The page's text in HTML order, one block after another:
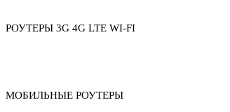
РОУТЕРЫ 3G 4G LTE WI-FI
МОБИЛЬНЫЕ РОУТЕРЫ